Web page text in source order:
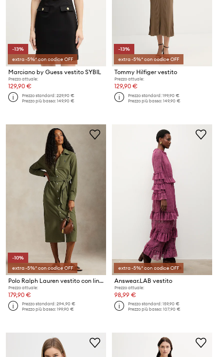
-13%
extra -5%* con codice OFF
Marciano by Guess vestito SYBIL
Prezzo attuale:
129,90 €
Prezzo standard:229,90 €
Prezzo più basso:149,90 €
-13%
extra -5%* con codice OFF
Tommy Hilfiger vestito
Prezzo attuale:
129,90 €
Prezzo standard:199,90 €
Prezzo più basso:149,90 €
-10%
extra -5%* con codice OFF
Polo Ralph Lauren vestito con lino
Prezzo attuale:
179,90 €
Prezzo standard:294,90 €
Prezzo più basso:199,90 €
extra -5%* con codice OFF
Answear.LAB vestito
Prezzo attuale:
98,99 €
Prezzo standard:159,90 €
Prezzo più basso:107,90 €